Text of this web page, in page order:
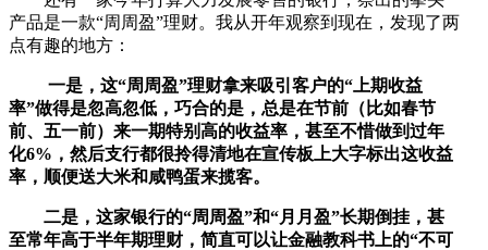
产品是一款“周周盈”理财。我从开年观察到现在，发现了两
点有趣的地方：
一是，这“周周盈”理财拿来吸引客户的“上期收益
率”做得是忽高忽低，巧合的是，总是在节前（比如春节
前、五一前）来一期特别高的收益率，甚至不惜做到过年
化6%，然后支行都很拎得清地在宣传板上大字标出这收益
率，顺便送大米和咸鸭蛋来揽客。
二是，这家银行的“周周盈”和“月月盈”长期倒挂，甚
至常年高于半年期理财，简直可以让金融教科书上的“不可